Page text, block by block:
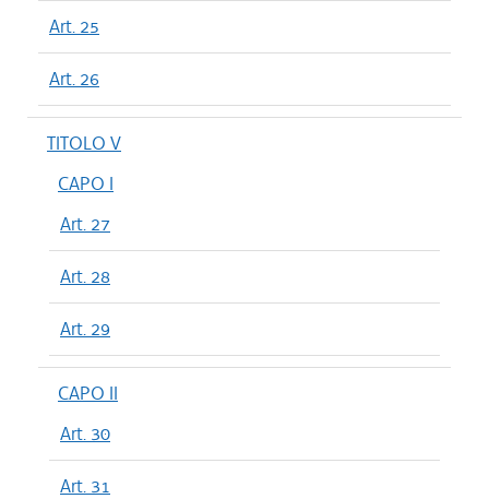
Art. 25
Art. 26
TITOLO V
CAPO I
Art. 27
Art. 28
Art. 29
CAPO II
Art. 30
Art. 31